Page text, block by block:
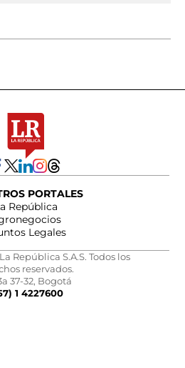
PORTALES
República
Legales
República S.A.S. Todos los
reservados.
37-32, Bogotá
1 4227600